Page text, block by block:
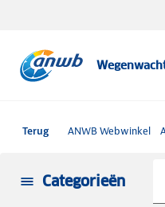
Terug ANWB Webwinkel
Categorieën